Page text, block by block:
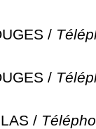
/
/
/